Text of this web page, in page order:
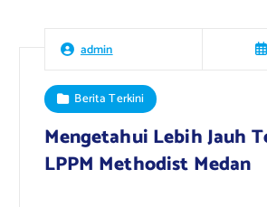
admin
Berita Terkini
Mengetahui Lebih Jauh
LPPM Methodist Medan